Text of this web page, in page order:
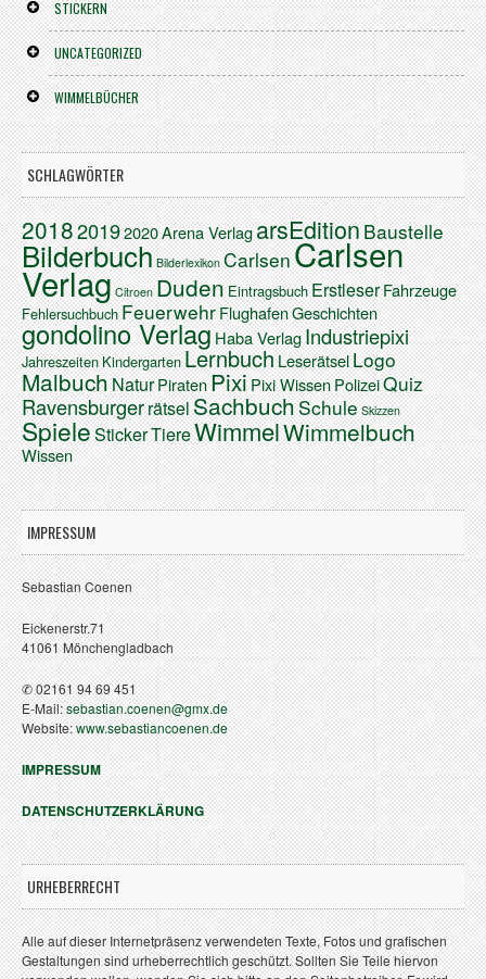
STICKERN
UNCATEGORIZED
WIMMELBÜCHER
SCHLAGWÖRTER
201820192020Arena VerlagarsEditionBaustelle
Bilderbuch Bilderlexikon CarlsenCarlsen
Verlag Citroen DudenEintragsbuchErstleserFahrzeuge
FehlersuchbuchFeuerwehrFlughafenGeschichten
gondolino VerlagHaba VerlagIndustriepixi
JahreszeitenKindergartenLernbuchLeserätselLogo
MalbuchNaturPiratenPixiPixi WissenPolizeiQuiz
RavensburgerrätselSachbuchSchule Skizzen
SpieleStickerTiereWimmelWimmelbuch
Wissen
IMPRESSUM
Sebastian Coenen
Eickenerstr.71
41061 Mönchengladbach
✆ 02161 94 69 451
E-Mail:sebastian.coenen@gmx.de
Website:www.sebastiancoenen.de
IMPRESSUM
DATENSCHUTZERKLÄRUNG
URHEBERRECHT
Alle auf dieser Internetpräsenz verwendeten Texte, Fotos und grafischen
Gestaltungen sind urheberrechtlich geschützt. Sollten Sie Teile hiervon